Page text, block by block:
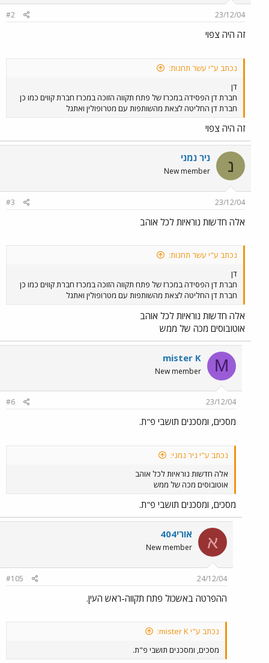
23/12/04
#2
זה היה צפוי
נכתב ע"י עשר תחנות:
דן
חברת דן הפסידה במכרז של פתח תקווה הזוכה במכרז חברת קווים כמו כן
חברת דן החליטה לצאת מהשותפות עם מטרופולין ואתגל
זה היה צפוי
נ ניר נמני
New member
23/12/04
#3
אלה חדשות נוראיות לכל אוהב
נכתב ע"י עשר תחנות:
דן
חברת דן הפסידה במכרז של פתח תקווה הזוכה במכרז חברת קווים כמו כן
חברת דן החליטה לצאת מהשותפות עם מטרופולין ואתגל
אלה חדשות נוראיות לכל אוהב
אוטובוסים מכה של ממש
M
mister K
New member
23/12/04
#6
מסכים, ומסכנים תושבי פ"ת.
נכתב ע"י ניר נמני:
אלה חדשות נוראיות לכל אוהב
אוטובוסים מכה של ממש
מסכים, ומסכנים תושבי פ"ת.
א אורי404
New member
24/12/04
#105
ההפרטה באשכול פתח תקווה-ראש העין.
נכתב ע"י mister K:
מסכים, ומסכנים תושבי פ"ת.